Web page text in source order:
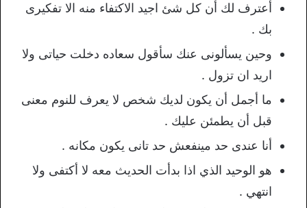
أعترف لك أن كل شئ اجيد الاكتفاء منه الا تفكيرى
بك .
وحين يسألونى عنك سأقول سعاده دخلت حياتى ولا
اريد ان تزول .
ما أجمل أن يكون لديك شخص لا يعرف للنوم معنى
قبل أن يطمئن عليك .
أنا عندى حد مينفعش حد تانى يكون مكانه .
هو الوحيد الذي اذا بدأت الحديث معه لا أكتفى ولا
انتهي .